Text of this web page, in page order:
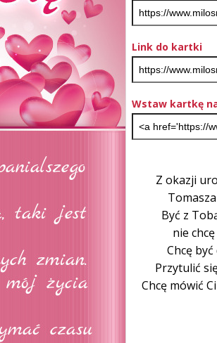
Link do kartki
Wstaw kartkę
Z okazji
Być z
nie
Chcę
Przytulić
Chcę mówić